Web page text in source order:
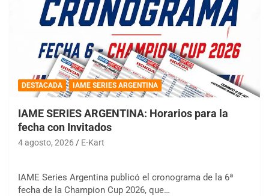
DESTACADA IAME SERIES ARGENTINA
IAME SERIES ARGENTINA: Horarios para la
fecha con Invitados
4 agosto, 2026 E-Kart
IAME Series Argentina publicó el cronograma de la 6ª
fecha de la Champion Cup 2026, que…